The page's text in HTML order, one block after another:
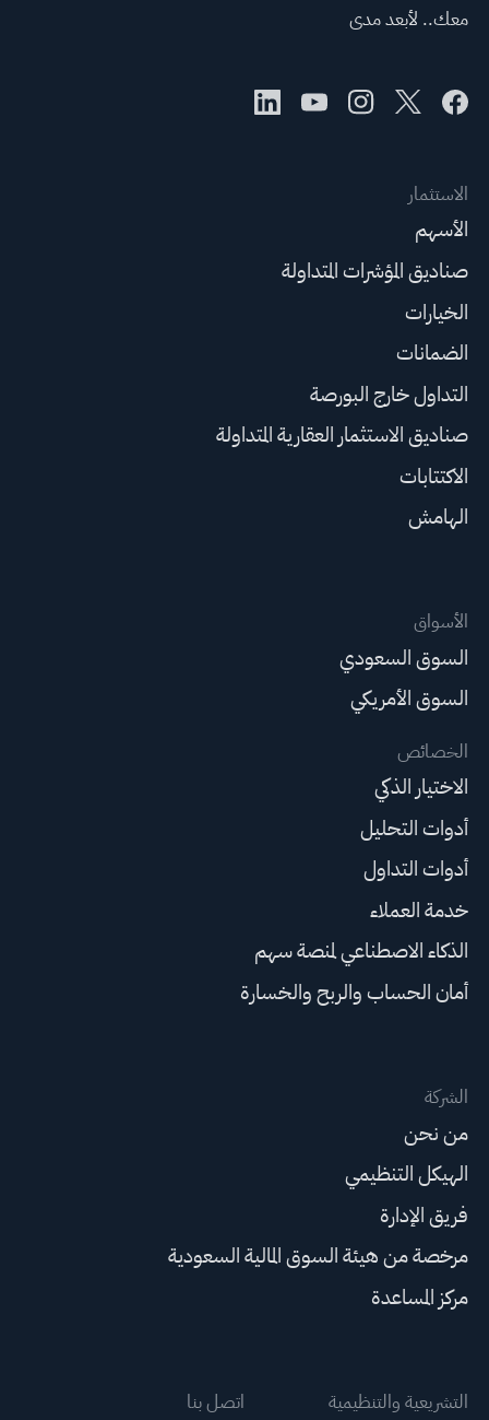
معك.. لأبعد مدى
الاستثمار
الأسهم
صناديق المؤشرات المتداولة
الخيارات
الضمانات
التداول خارج البورصة
صناديق الاستثمار العقارية المتداولة
الاكتتابات
الهامش
الأسواق
السوق السعودي
السوق الأمريكي
الخصائص
الاختيار الذكي
أدوات التحليل
أدوات التداول
خدمة العملاء
الذكاء الاصطناعي لمنصة سهم
أمان الحساب والربح والخسارة
الشركة
من نحن
الهيكل التنظيمي
فريق الإدارة
مرخصة من هيئة السوق المالية السعودية
مركز المساعدة
التشريعية والتنظيمية اتصل بنا